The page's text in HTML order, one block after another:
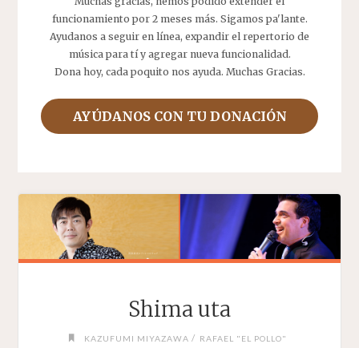
funcionamiento por 2 meses más. Sigamos pa'lante.
Ayudanos a seguir en línea, expandir el repertorio de
música para tí y agregar nueva funcionalidad.
Dona hoy, cada poquito nos ayuda. Muchas Gracias.
AYÚDANOS CON TU DONACIÓN
Shima uta
KAZUFUMI MIYAZAWA / RAFAEL "EL POLLO"